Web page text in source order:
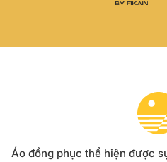
Áo đồng phục thể hiện được